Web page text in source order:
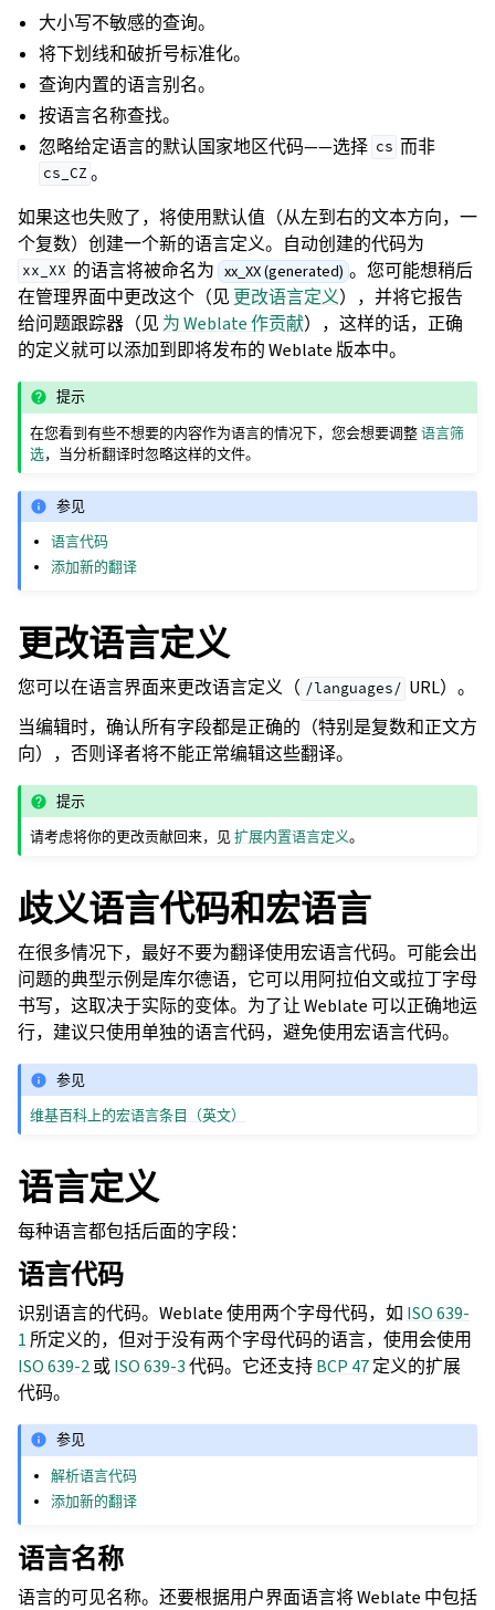
大小写不敏感的查询。
将下划线和破折号标准化。
查询内置的语言别名。
按语言名称查找。
忽略给定语言的默认国家地区代码——选择 cs 而非
cs_CZ 。
如果这也失败了，将使用默认值（从左到右的文本方向，一
个复数）创建一个新的语言定义。自动创建的代码为
xx_XX 的语言将被命名为 xx_XX (generated) 。您可能想稍后
在管理界面中更改这个（见 更改语言定义），并将它报告
给问题跟踪器（见 为 Weblate 作贡献），这样的话，正确
的定义就可以添加到即将发布的 Weblate 版本中。
提示
在您看到有些不想要的内容作为语言的情况下，您会想要调整语言筛
选，当分析翻译时忽略这样的文件。
参见
语言代码
添加新的翻译
更改语言定义
您可以在语言界面来更改语言定义（ /languages/ URL）。
当编辑时，确认所有字段都是正确的（特别是复数和正文方
向），否则译者将不能正常编辑这些翻译。
提示
请考虑将你的更改贡献回来，见扩展内置语言定义。
歧义语言代码和宏语言
在很多情况下，最好不要为翻译使用宏语言代码。可能会出
问题的典型示例是库尔德语，它可以用阿拉伯文或拉丁字母
书写，这取决于实际的变体。为了让 Weblate 可以正确地运
行，建议只使用单独的语言代码，避免使用宏语言代码。
参见
维基百科上的宏语言条目（英文）
语言定义
每种语言都包括后面的字段：
语言代码
识别语言的代码。Weblate 使用两个字母代码，如 ISO 639-
1 所定义的，但对于没有两个字母代码的语言，使用会使用
ISO 639-2或ISO 639-3代码。它还支持BCP 47定义的扩展
代码。
参见
解析语言代码
添加新的翻译
语言名称
语言的可见名称。还要根据用户界面语言将 Weblate 中包括